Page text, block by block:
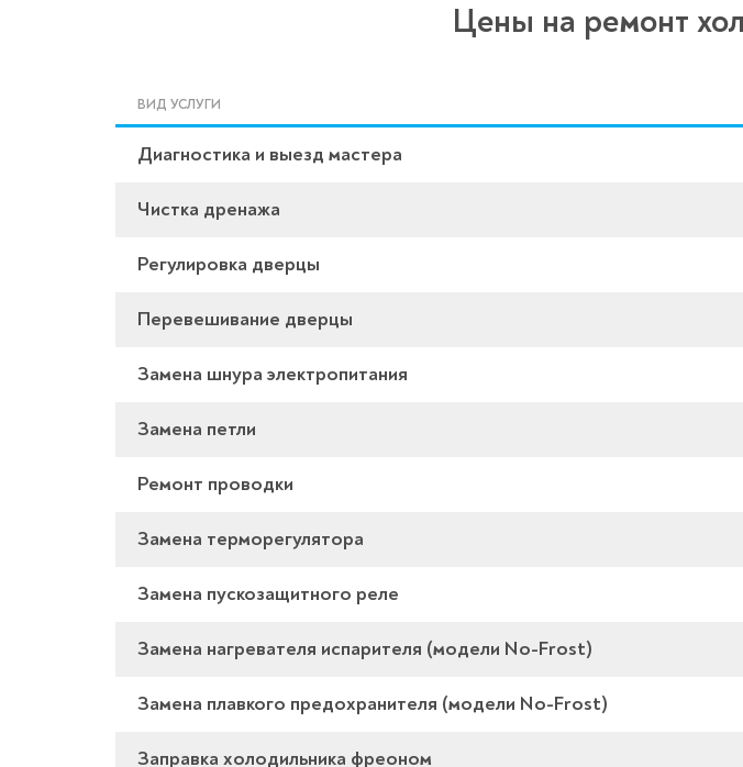
Цены на ремонт
ВИД УСЛУГИ
Диагностика и выезд мастера
Чистка дренажа
Регулировка дверцы
Перевешивание дверцы
Замена шнура электропитания
Замена петли
Ремонт проводки
Замена терморегулятора
Замена пускозащитного реле
Замена нагревателя испарителя (модели No-Frost)
Замена плавкого предохранителя (модели No-Frost)
Заправка холодильника фреоном